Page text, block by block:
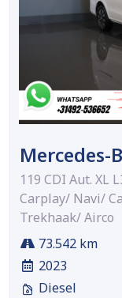
Mercedes-
119 CDI Aut. XL
Carplay/ Navi/
Trekhaak/ Airco
73.542 km
2023
Diesel